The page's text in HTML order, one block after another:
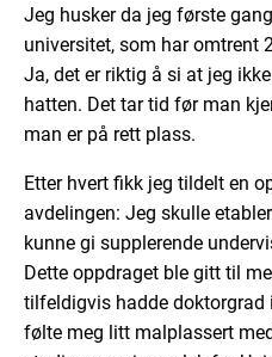
Jeg husker da jeg første
universitet, som har omtrent
Ja, det er riktig å si at jeg
hatten. Det tar tid før man
man er på rett plass.
Etter hvert fikk jeg tildelt en
avdelingen: Jeg skulle
kunne gi supplerende
Dette oppdraget ble gitt til
tilfeldigvis hadde doktorgrad
følte meg litt malplassert